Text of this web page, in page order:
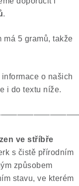
.
má 5 gramů, takže
o našich
i do textu níže.
ve stříbře
s čistě přírodním
způsobem
stavu, ve kterém